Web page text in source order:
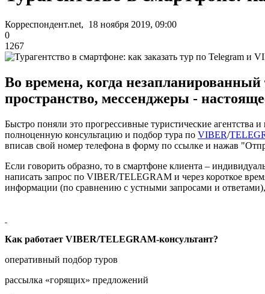
Корреспондент.net, 18 ноября 2019, 09:00
0
1267
Во времена, когда
пространство, мессенджеры -
Быстро поняли это прогрессивные туристические агентства
полноценную консультацию и подбор тура по VIBER/
вписав свой номер телефона в форму по ссылке и нажав
Если говорить образно, то в смартфоне клиента –
написать запрос по VIBER/TELEGRAM и через короткое
информации (по сравнению с устными запросами и ответами),
Как работает VIBER/TELEGRAM-консультант?
оперативный подбор туров
рассылка «горящих» предложений